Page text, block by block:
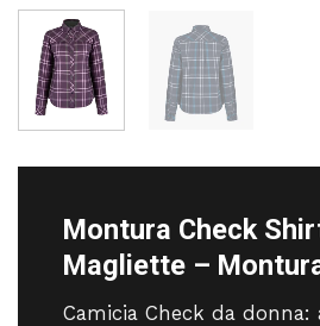
Montura Check
Magliette –
Camicia Check da donna: